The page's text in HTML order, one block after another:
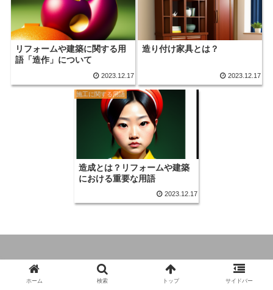
リフォームや建築に関する用
語「造作」について
2023.12.17
造り付け家具とは？
2023.12.17
施工に関する用語
造成とは？リフォームや建築
における重要な用語
2023.12.17
© 2023 いいリフォームと建築の教科書.
ホーム 検索 トップ サイドバー